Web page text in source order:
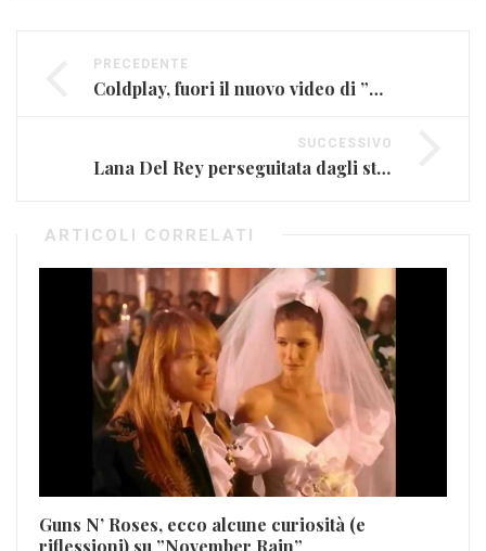
PRECEDENTE
Coldplay, fuori il nuovo video di ”Birds”
SUCCESSIVO
Lana Del Rey perseguitata dagli stalker
ARTICOLI CORRELATI
Guns N’ Roses, ecco alcune curiosità (e
riflessioni) su ”November Rain”